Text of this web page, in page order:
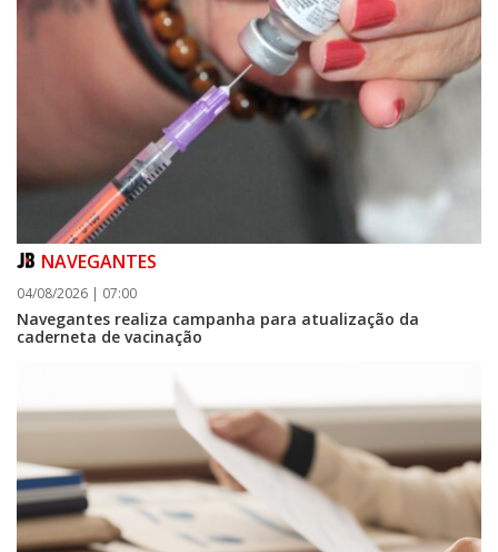
NAVEGANTES
04/08/2026 | 07:00
Navegantes realiza campanha para atualização da
caderneta de vacinação